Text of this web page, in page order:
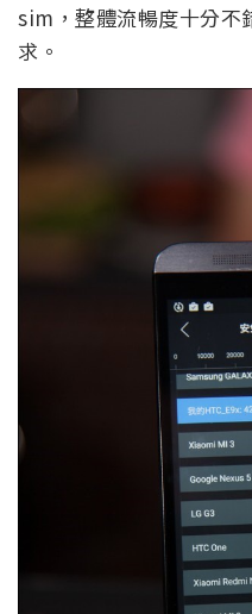
sim，整體流暢度十分不
求。